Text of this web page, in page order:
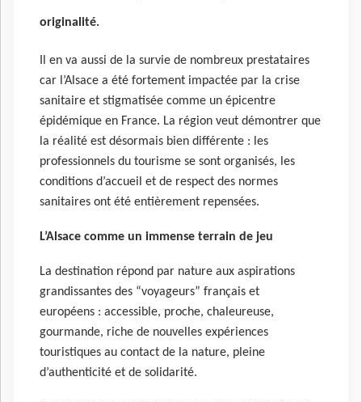
originalité.
Il en va aussi de la survie de nombreux prestataires
car l’Alsace a été fortement impactée par la crise
sanitaire et stigmatisée comme un épicentre
épidémique en France. La région veut démontrer que
la réalité est désormais bien différente : les
professionnels du tourisme se sont organisés, les
conditions d’accueil et de respect des normes
sanitaires ont été entièrement repensées.
L’Alsace comme un immense terrain de jeu
La destination ​répond par nature aux aspirations
grandissantes des “voyageurs” français et
européens : accessible, proche, chaleureuse,
gourmande, riche de nouvelles expériences
touristiques au contact de la nature, pleine
d’authenticité et de solidarité.